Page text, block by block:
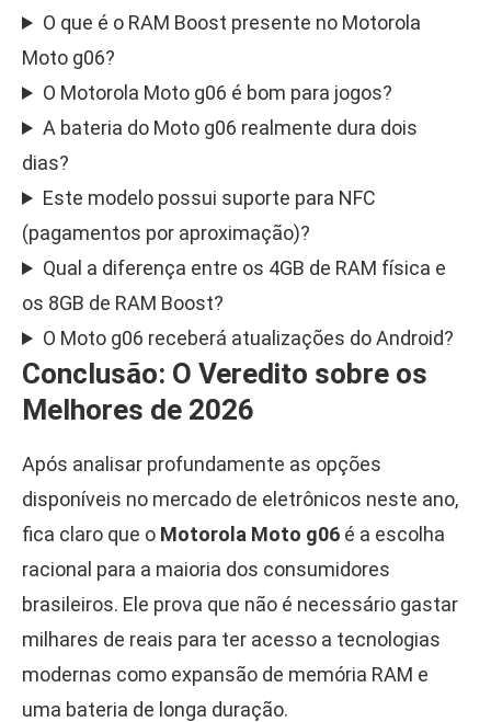
O que é o RAM Boost presente no Motorola
Moto g06?
O Motorola Moto g06 é bom para jogos?
A bateria do Moto g06 realmente dura dois
dias?
Este modelo possui suporte para NFC
(pagamentos por aproximação)?
Qual a diferença entre os 4GB de RAM física e
os 8GB de RAM Boost?
O Moto g06 receberá atualizações do Android?
Conclusão: O Veredito sobre os
Melhores de 2026
Após analisar profundamente as opções
disponíveis no mercado de eletrônicos neste ano,
fica claro que o Motorola Moto g06 é a escolha
racional para a maioria dos consumidores
brasileiros. Ele prova que não é necessário gastar
milhares de reais para ter acesso a tecnologias
modernas como expansão de memória RAM e
uma bateria de longa duração.